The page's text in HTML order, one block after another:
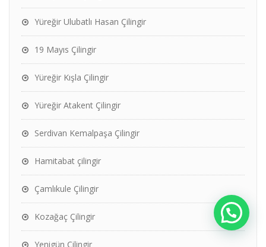
Yüreğir Ulubatlı Hasan Çilingir
19 Mayıs Çilingir
Yüreğir Kışla Çilingir
Yüreğir Atakent Çilingir
Serdivan Kemalpaşa Çilingir
Hamitabat çilingir
Çamlıkule Çilingir
Kozağaç Çilingir
Yenigün Çilingir